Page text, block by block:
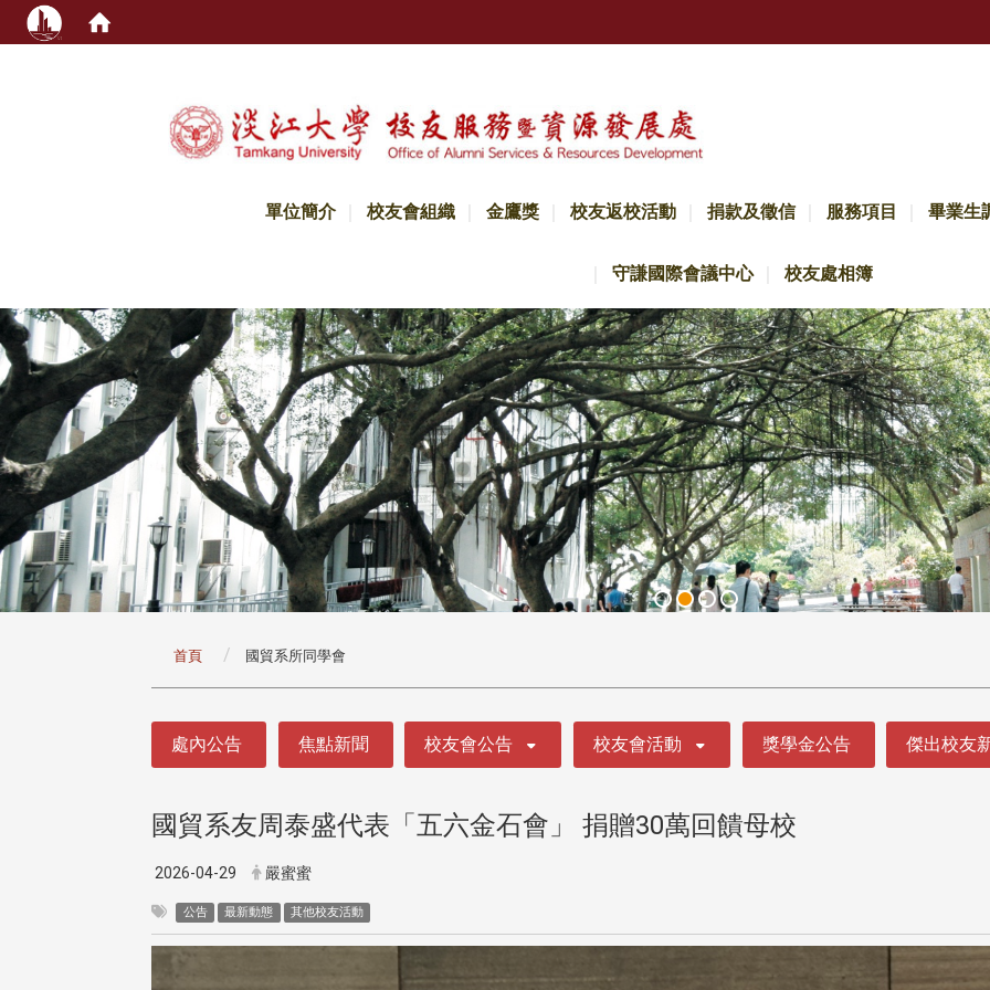
單位簡介 校友會組織 金鷹獎 校友返校活動 捐款及徵信 服務項目 畢業生
守謙國際會議中心 校友處相簿
首頁 國貿系所同學會
處內公告 焦點新聞 校友會公告 校友會活動 獎學金公告 傑出校友
國貿系友周泰盛代表「五六金石會」 捐贈30萬回饋母校
2026-04-29 嚴蜜蜜
公告 最新動態 其他校友活動